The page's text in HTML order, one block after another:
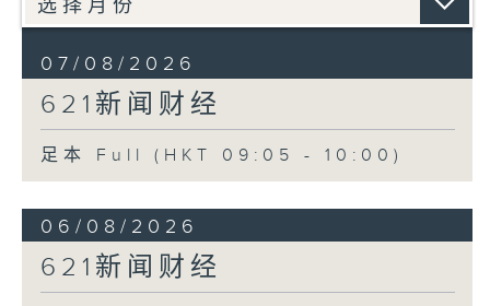
07/08/2026
621新闻财经
足本 Full (HKT 09:05 - 10:00)
06/08/2026
621新闻财经